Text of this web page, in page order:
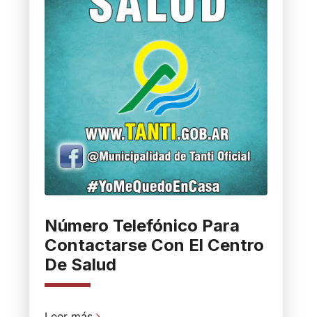
Número Telefónico Para
Contactarse Con El Centro
De Salud